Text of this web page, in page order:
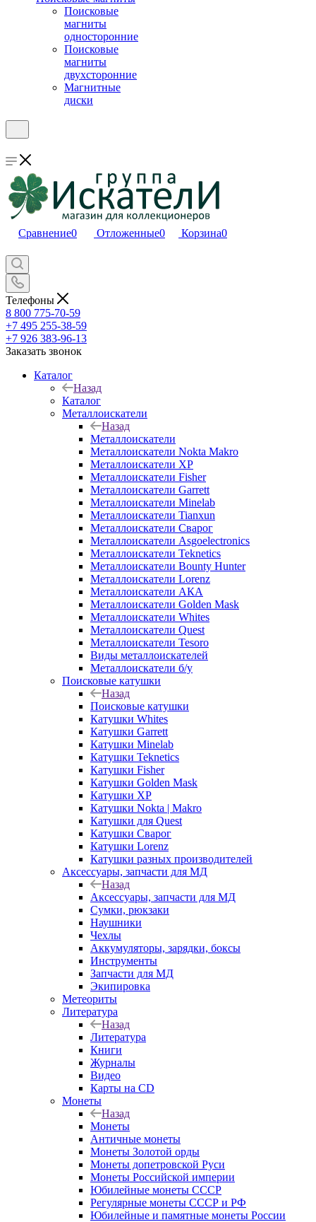
Поисковые
магниты
односторонние
Поисковые
магниты
двухсторонние
Магнитные
диски
Сравнение0 Отложенные0 Корзина0
Телефоны
8 800 775-70-59
+7 495 255-38-59
+7 926 383-96-13
Заказать звонок
Каталог
Назад
Каталог
Металлоискатели
Назад
Металлоискатели
Металлоискатели Nokta Makro
Металлоискатели XP
Металлоискатели Fisher
Металлоискатели Garrett
Металлоискатели Minelab
Металлоискатели Tianxun
Металлоискатели Сварог
Металлоискатели Asgoelectronics
Металлоискатели Teknetics
Металлоискатели Bounty Hunter
Металлоискатели Lorenz
Металлоискатели АКА
Металлоискатели Golden Mask
Металлоискатели Whites
Металлоискатели Quest
Металлоискатели Tesoro
Виды металлоискателей
Металлоискатели б/у
Поисковые катушки
Назад
Поисковые катушки
Катушки Whites
Катушки Garrett
Катушки Minelab
Катушки Teknetics
Катушки Fisher
Катушки Golden Mask
Катушки XP
Катушки Nokta | Makro
Катушки для Quest
Катушки Сварог
Катушки Lorenz
Катушки разных производителей
Аксессуары, запчасти для МД
Назад
Аксессуары, запчасти для МД
Сумки, рюкзаки
Наушники
Чехлы
Аккумуляторы, зарядки, боксы
Инструменты
Запчасти для МД
Экипировка
Метеориты
Литература
Назад
Литература
Книги
Журналы
Видео
Карты на CD
Монеты
Назад
Монеты
Античные монеты
Монеты Золотой орды
Монеты допетровской Руси
Монеты Российской империи
Юбилейные монеты СССР
Регулярные монеты СССР и РФ
Юбилейные и памятные монеты России